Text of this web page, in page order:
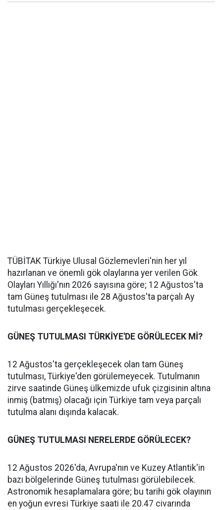
TÜBİTAK Türkiye Ulusal Gözlemevleri'nin her yıl
hazırlanan ve önemli gök olaylarına yer verilen Gök
Olayları Yıllığı'nın 2026 sayısına göre; 12 Ağustos'ta
tam Güneş tutulması ile 28 Ağustos'ta parçalı Ay
tutulması gerçekleşecek.
GÜNEŞ TUTULMASI TÜRKİYE'DE GÖRÜLECEK Mİ?
12 Ağustos'ta gerçekleşecek olan tam Güneş
tutulması, Türkiye'den görülemeyecek. Tutulmanın
zirve saatinde Güneş ülkemizde ufuk çizgisinin altına
inmiş (batmış) olacağı için Türkiye tam veya parçalı
tutulma alanı dışında kalacak.
GÜNEŞ TUTULMASI NERELERDE GÖRÜLECEK?
12 Ağustos 2026'da, Avrupa'nın ve Kuzey Atlantik'in
bazı bölgelerinde Güneş tutulması görülebilecek.
Astronomik hesaplamalara göre; bu tarihi gök olayının
en yoğun evresi Türkiye saati ile 20.47 civarında